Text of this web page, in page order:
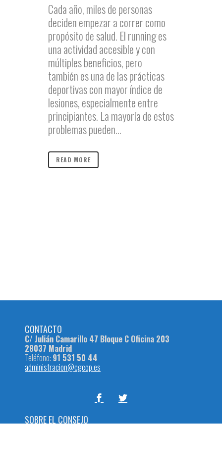
Cada año, miles de personas
deciden empezar a correr como
propósito de salud. El running es
una actividad accesible y con
múltiples beneficios, pero
también es una de las prácticas
deportivas con mayor índice de
lesiones, especialmente entre
principiantes. La mayoría de estos
problemas pueden...
READ MORE
CONTACTO
C/ Julián Camarillo 47 Bloque C Oficina 203
28037 Madrid
Teléfono: 91 531 50 44
administracion@cgcop.es
SOBRE EL CONSEJO